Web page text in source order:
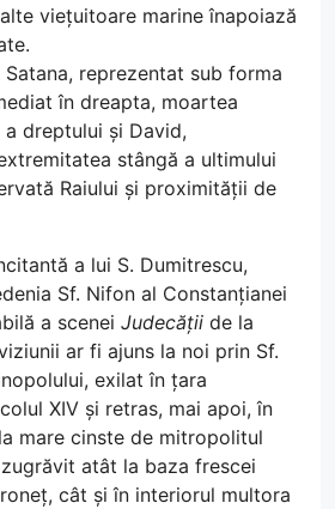
viețuitoare marine înapoiază
reprezentat sub forma
în dreapta, moartea
dreptului și David,
stângă a ultimului
Raiului și proximității de
a lui S. Dumitrescu,
Sf. Nifon al Constanțianei
a scenei Judecății de la
ar fi ajuns la noi prin Sf.
exilat în țara
XIV și retras, mai apoi, în
mare cinste de mitropolitul
atât la baza frescei
cât și în interiorul multora